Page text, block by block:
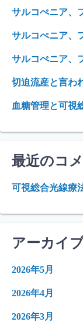
ョサルコぺニア、
サルコぺニア、
サルコぺニア、
切迫流産と言わ
血糖管理と可視
最近のコ
可視総合光線療
アーカイ
2026年5月
2026年4月
2026年3月